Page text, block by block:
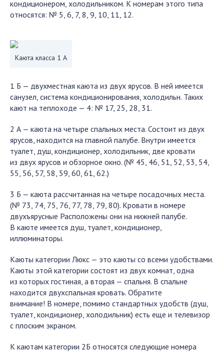
кондиционером, холодильником. К номерам этого типа
относятся: № 5, 6, 7, 8, 9, 10, 11, 12.
Каюта класса 1 А
1 Б — двухместная каюта из двух ярусов. В ней имеется
санузел, система кондиционирования, холодильн. Таких
кают на теплоходе — 4: № 17, 25, 28, 31.
2 А — каюта на четыре спальных места. Состоит из двух
ярусов, находится на главной палубе. Внутри имеется
туалет, душ, кондиционер, холодильник, две кровати
из двух ярусов и обзорное окно. (№ 45, 46, 51, 52, 53, 54,
55, 56, 57, 58, 59, 60, 61, 62.)
3 Б — каюта рассчитанная на четыре посадочных места.
(№ 73, 74, 75, 76, 77, 78, 79, 80). Кровати в номере
двухъярусные Расположены они на нижней палубе.
В каюте имеется душ, туалет, кондиционер,
иллюминаторы.
Каюты категории Люкс — это каюты со всеми удобствами.
Каюты этой категории состоят из двух комнат, одна
из которых гостиная, а вторая — спальня. В спальне
находится двухспальная кровать. Обратите
внимание! В номере, помимо стандартных удобств (душ,
туалет, кондиционер, холодильник) есть еще и телевизор
с плоским экраном.
К каютам категории 2Б относятся следующие номера